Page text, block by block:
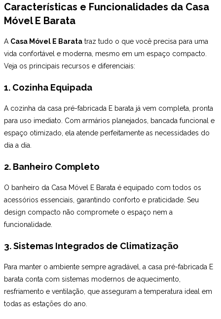
Características e Funcionalidades da Casa
Móvel E Barata
A Casa Móvel E Barata traz tudo o que você precisa para uma
vida confortável e moderna, mesmo em um espaço compacto.
Veja os principais recursos e diferenciais:
1. Cozinha Equipada
A cozinha da casa pré-fabricada E barata já vem completa, pronta
para uso imediato. Com armários planejados, bancada funcional e
espaço otimizado, ela atende perfeitamente as necessidades do
dia a dia.
2. Banheiro Completo
O banheiro da Casa Móvel E Barata é equipado com todos os
acessórios essenciais, garantindo conforto e praticidade. Seu
design compacto não compromete o espaço nem a
funcionalidade.
3. Sistemas Integrados de Climatização
Para manter o ambiente sempre agradável, a casa pré-fabricada E
barata conta com sistemas modernos de aquecimento,
resfriamento e ventilação, que asseguram a temperatura ideal em
todas as estações do ano.